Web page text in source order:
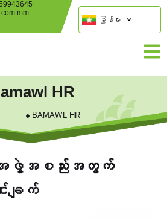
မြန်မာ
HR
BAMAWL HR
ဖွဲ့အစည်းအတွက်
းချက်